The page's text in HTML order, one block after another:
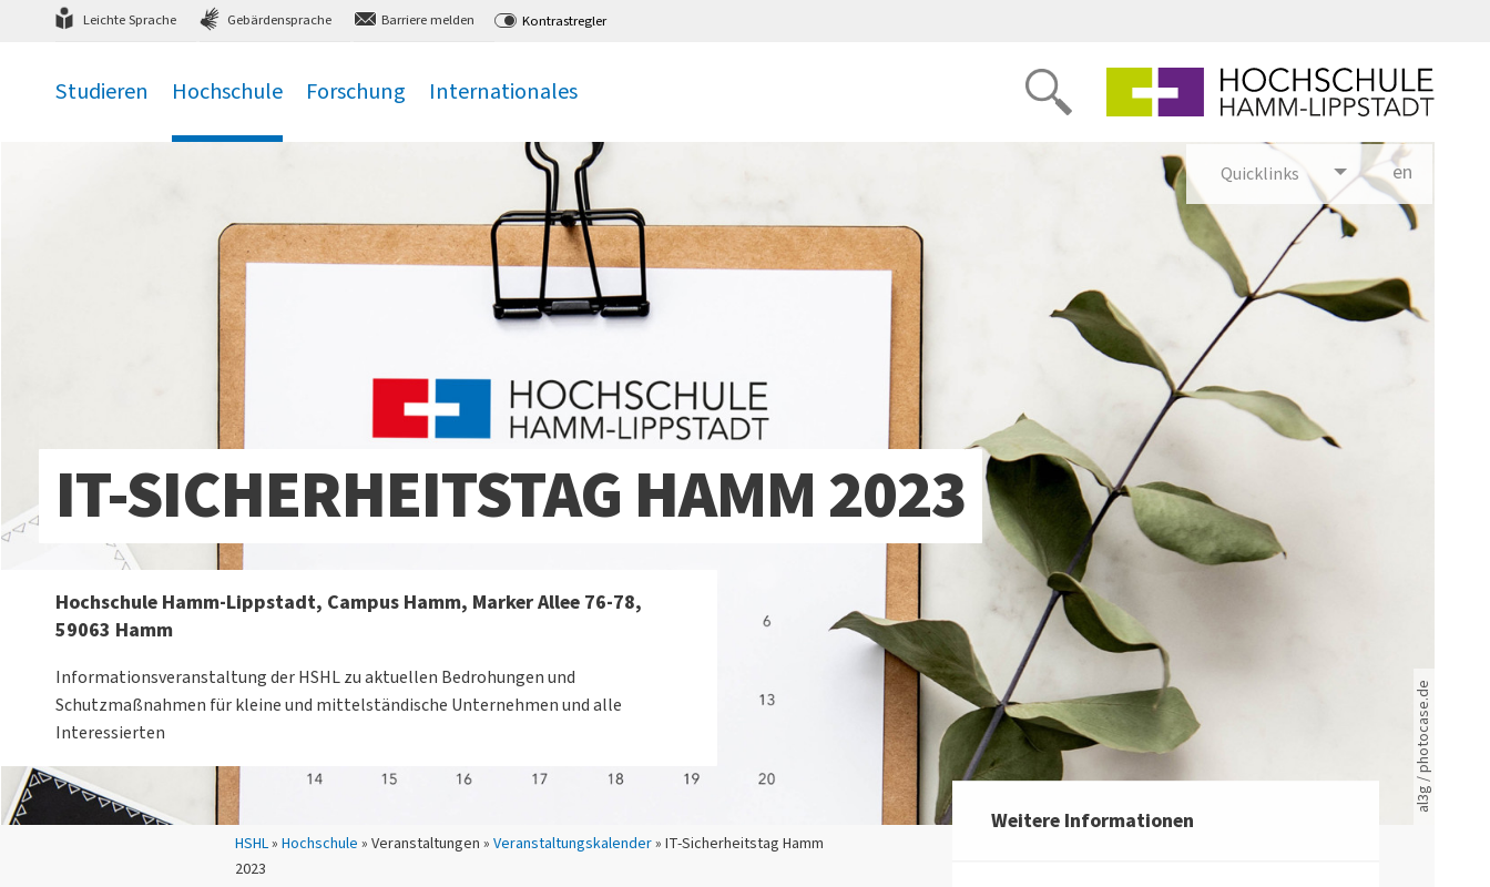
zum Hauptmenü zum Inhalt,
Leichte Sprache Gebärdensprache Barriere melden Kontrastregler
Studieren Hochschule Forschung Internationales
Quicklinks en
Sie sind hier:
HSHL» Hochschule » Veranstaltungen » Veranstaltungskalender» IT-Sicherheitstag Hamm
2023
Rote leere Sitzreihen
al3g / photocase.de
IT-SICHERHEITSTAG HAMM 2023
Hochschule Hamm-Lippstadt, Campus Hamm, Marker Allee 76-78,
59063 Hamm
Informationsveranstaltung der HSHL zu aktuellen Bedrohungen und
Schutzmaßnahmen für kleine und mittelständische Unternehmen und alle
Interessierten
Weitere Informationen